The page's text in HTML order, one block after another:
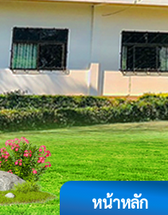
หน้าหลัก